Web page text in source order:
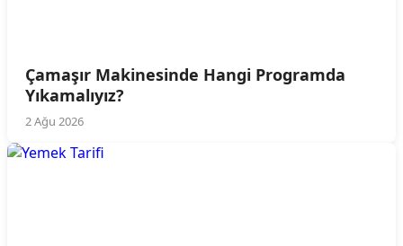
Çamaşır Makinesinde Hangi Programda
Yıkamalıyız?
2 Ağu 2026